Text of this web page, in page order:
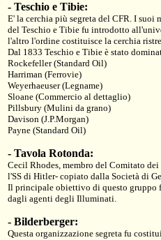
- Teschio e Tibie:
E' la cerchia più segreta del CFR. I
del Teschio e Tibie fu introdotto
l'altro l'ordine costituisce la cerchia
Dal 1833 Teschio e Tibie è stato
Rockefeller (Standard Oil)
Harriman (Ferrovie)
Weyerhaeuser (Legname)
Sloane (Commercio al dettaglio)
Pillsbury (Mulini da grano)
Davison (J.P.Morgan)
Payne (Standard Oil)
- Tavola Rotonda:
Cecil Rhodes, membro del Comitato
l'SS di Hitler- copiato dalla Società di
Il principale obiettivo di questo gruppo
dagli agenti degli Illuminati.
- Bilderberger:
Questa organizzazione segreta fu